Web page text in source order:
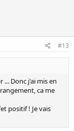
#13
Donc j'ai mis en
ca me
positif ! Je vais